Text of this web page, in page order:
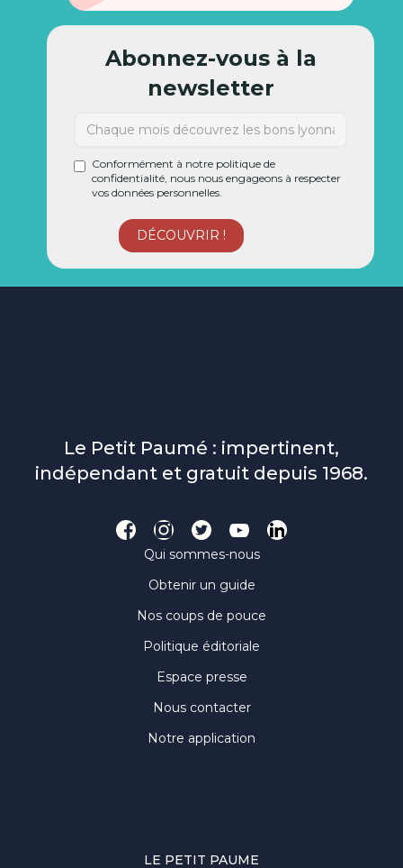
Abonnez-vous à la
newsletter
Conformément à notre politique de
confidentialité, nous nous engageons à respecter
vos données personnelles.
Le Petit Paumé : impertinent,
indépendant et gratuit depuis 1968.
Qui sommes-nous
Obtenir un guide
Nos coups de pouce
Politique éditoriale
Espace presse
Nous contacter
Notre application
LE PETIT PAUME